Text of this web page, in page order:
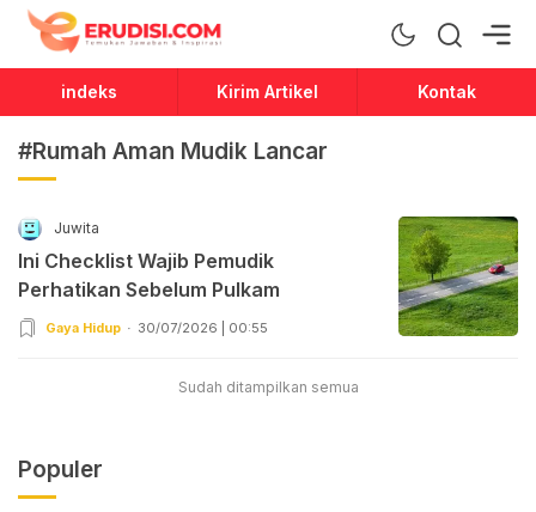
Erudisi
Temukan Jawaban dan Inspirasi
indeks Kirim Artikel Kontak
#Rumah Aman Mudik Lancar
Juwita
Ini Checklist Wajib Pemudik
Perhatikan Sebelum Pulkam
Gaya Hidup 30/07/2026 | 00:55
Sudah ditampilkan semua
Populer